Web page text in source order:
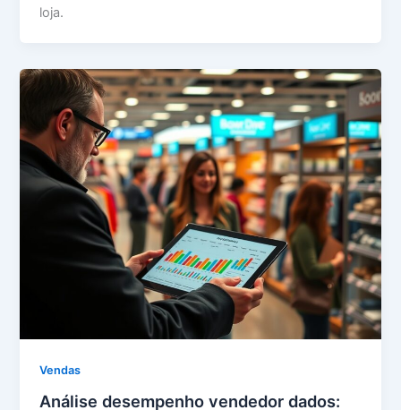
loja.
Vendas
Análise desempenho vendedor dados: